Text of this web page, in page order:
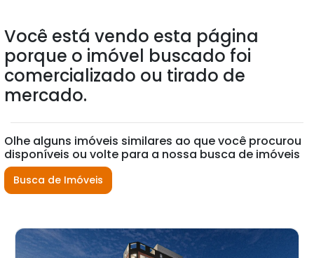
Você está vendo esta página
porque o imóvel buscado foi
comercializado ou tirado de
mercado.
Olhe alguns imóveis similares ao que você procurou
disponíveis ou volte para a nossa busca de imóveis
Busca de Imóveis